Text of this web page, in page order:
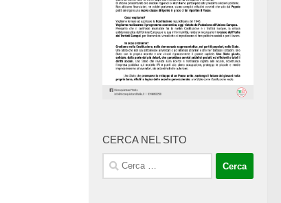
CERCA NEL SITO
Ricerca
per: